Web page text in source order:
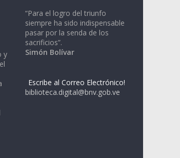
y
“Para el logro del triunfo
siempre ha sido indispensable
pasar por la senda de los
sacrificios”.
Simón Bolívar
Escribe al Correo Electrónico!
biblioteca.digital@bnv.gob.ve